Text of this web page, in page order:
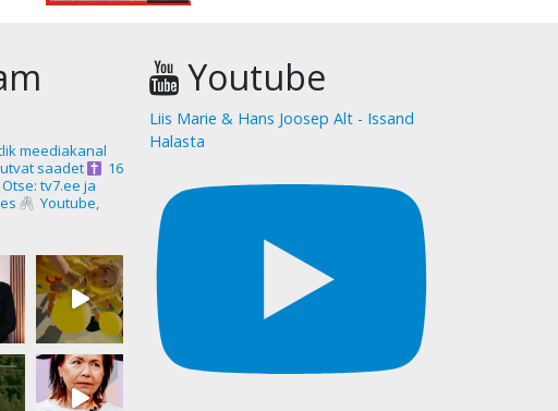
meediakanal
saadet
16
Otse: tv7.ee ja
Youtube,
Youtube
Liis Marie & Hans Joosep Alt - Issand
Halasta